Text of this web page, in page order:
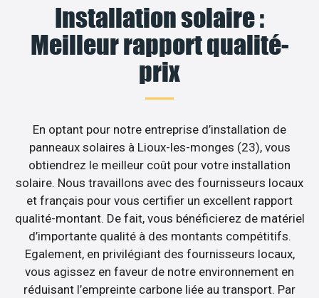
Installation solaire :
Meilleur rapport qualité-
prix
En optant pour notre entreprise d’installation de
panneaux solaires à Lioux-les-monges (23), vous
obtiendrez le meilleur coût pour votre installation
solaire. Nous travaillons avec des fournisseurs locaux
et français pour vous certifier un excellent rapport
qualité-montant. De fait, vous bénéficierez de matériel
d’importante qualité à des montants compétitifs.
Egalement, en privilégiant des fournisseurs locaux,
vous agissez en faveur de notre environnement en
réduisant l’empreinte carbone liée au transport. Par